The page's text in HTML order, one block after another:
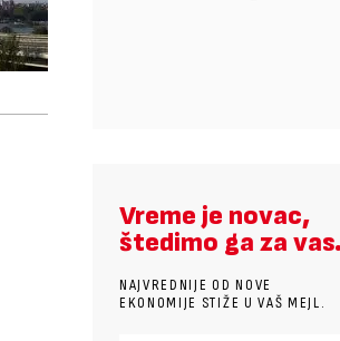
Vreme je novac,
štedimo ga za vas.
NAJVREDNIJE OD NOVE
EKONOMIJE STIŽE U VAŠ MEJL.